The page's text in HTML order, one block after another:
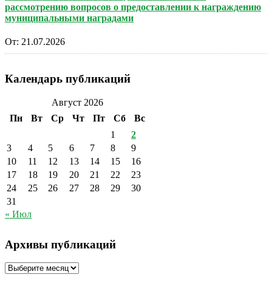
рассмотрению вопросов о предоставлении к награждению
муниципальными наградами
От: 21.07.2026
Календарь публикаций
Август 2026
Пн
Вт Ср Чт Пт Сб
Вс
1
2
3
4 5 6 7 8
9
10
11 12 13 14 15
16
17
18 19 20 21 22
23
24
25 26 27 28 29
30
31
« Июл
Архивы публикаций
Архивы